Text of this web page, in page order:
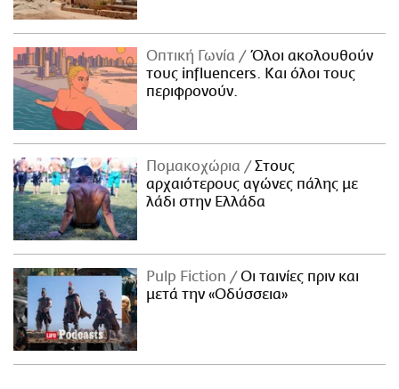
Οπτική Γωνία
Όλοι ακολουθούν
τους influencers. Και όλοι τους
περιφρονούν.
Πομακοχώρια
Στους
αρχαιότερους αγώνες πάλης με
λάδι στην Ελλάδα
Pulp Fiction
Οι ταινίες πριν και
μετά την «Οδύσσεια»